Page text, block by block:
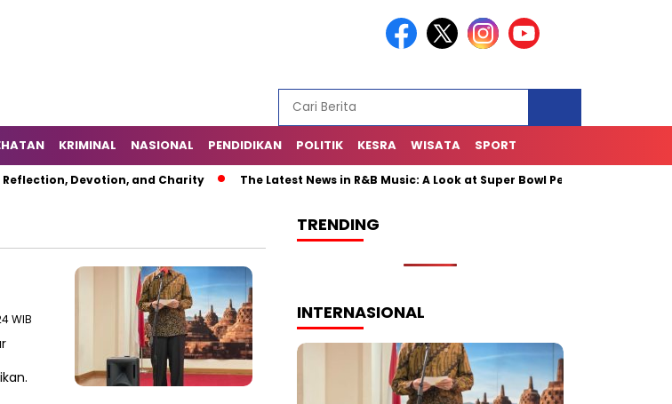
KRIMINAL NASIONAL PENDIDIKAN POLITIK KESRA WISATA SPORT
Devotion, and Charity The Latest News in R&B Music: A Look at Super Bowl Performances, New
WIB
TRENDING
INTERNASIONAL